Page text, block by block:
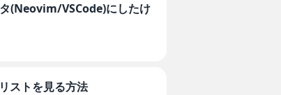
(Neovim/VSCode)にしたけ
ストを見る方法